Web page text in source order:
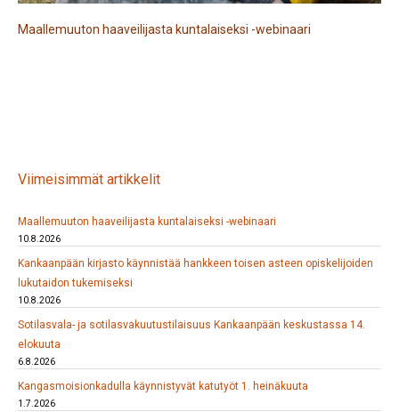
Maallemuuton haaveilijasta kuntalaiseksi -webinaari
Viimeisimmät artikkelit
Maallemuuton haaveilijasta kuntalaiseksi -webinaari
10.8.2026
Kankaanpään kirjasto käynnistää hankkeen toisen asteen opiskelijoiden
lukutaidon tukemiseksi
10.8.2026
Sotilasvala- ja sotilasvakuutustilaisuus Kankaanpään keskustassa 14.
elokuuta
6.8.2026
Kangasmoisionkadulla käynnistyvät katutyöt 1. heinäkuuta
1.7.2026